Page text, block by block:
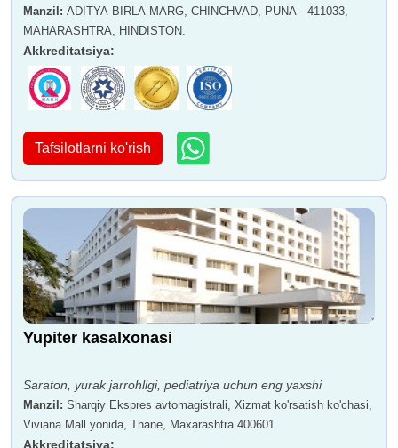
Manzil : ADITYA BIRLA MARG, CHINCHVAD, PUNA - 411033,
MAHARASHTRA, HINDISTON.
Akkreditatsiya:
Tafsilotlarni ko'rish
Yupiter kasalxonasi
Saraton, yurak jarrohligi, pediatriya uchun eng yaxshi
Manzil : Sharqiy Ekspres avtomagistrali, Xizmat ko'rsatish ko'chasi,
Viviana Mall yonida, Thane, Maxarashtra 400601
Akkreditatsiya: